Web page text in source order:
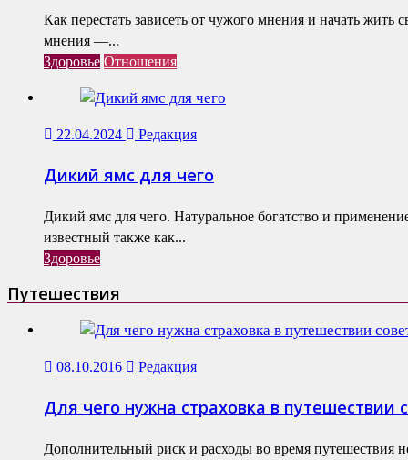
Как перестать зависеть от чужого мнения и начать жить
мнения —...
Здоровье Отношения
22.04.2024 Редакция
Дикий ямс для чего
Дикий ямс для чего. Натуральное богатство и
известный также как...
Здоровье
Путешествия
08.10.2016 Редакция
Для чего нужна страховка в путешествии
Дополнительный риск и расходы во время путешествия